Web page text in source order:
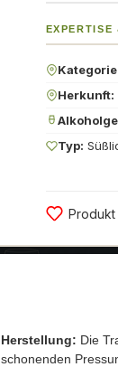
EXPERTISE
Herkunft:
Typ:
Herstellung: Die
schonenden